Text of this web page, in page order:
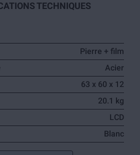
TECHNIQUES
Pierre + film
Acier
63 x 60 x 12
20.1 kg
LCD
Blanc